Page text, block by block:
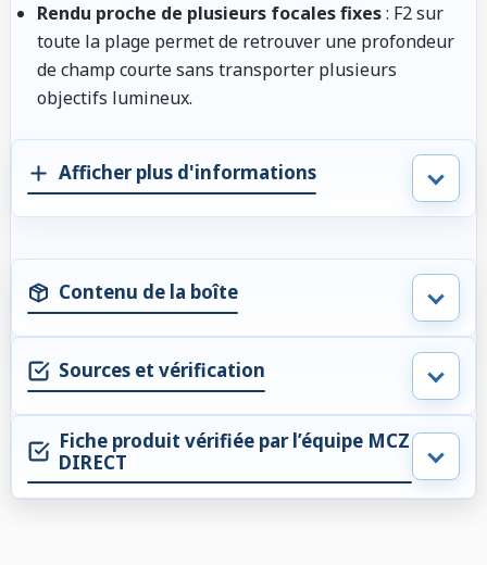
Rendu proche de plusieurs focales fixes: F2 sur
toute la plage permet de retrouver une profondeur
de champ courte sans transporter plusieurs
objectifs lumineux.
Afficher plus d'informations
Contenu de la boîte
Sources et vérification
Fiche produit vérifiée par l’équipe MCZ
DIRECT